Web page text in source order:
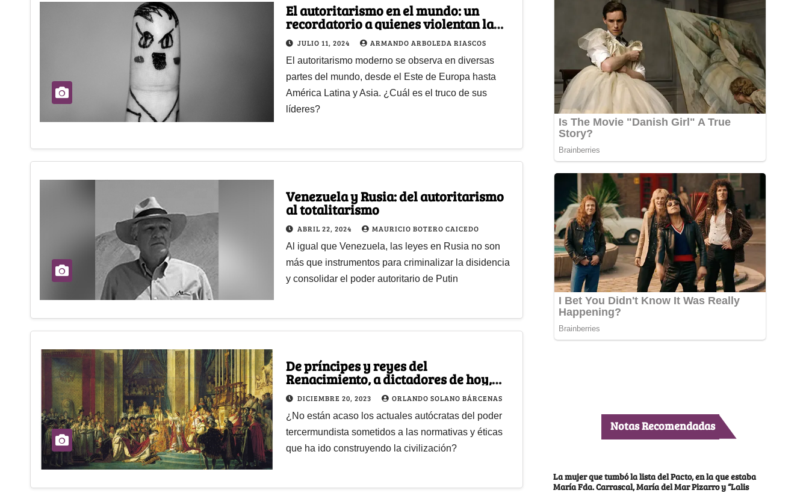
El autoritarismo en el mundo: un
recordatorio a quienes violentan la
vida
JULIO 11, 2024 ARMANDO ARBOLEDA RIASCOS
El autoritarismo moderno se observa en diversas
partes del mundo, desde el Este de Europa hasta
América Latina y Asia. ¿Cuál es el truco de sus
líderes?
Venezuela y Rusia: del autoritarismo
al totalitarismo
ABRIL 22, 2024 MAURICIO BOTERO CAICEDO
Al igual que Venezuela, las leyes en Rusia no son
más que instrumentos para criminalizar la disidencia
y consolidar el poder autoritario de Putin
De príncipes y reyes del
Renacimiento, a dictadores de hoy,
como asnos coronados
DICIEMBRE 20, 2023 ORLANDO SOLANO BÁRCENAS
¿No están acaso los actuales autócratas del poder
tercermundista sometidos a las normativas y éticas
que ha ido construyendo la civilización?
Notas Recomendadas
La mujer que tumbó la lista del Pacto, en la que estaba
María Fda. Carrascal, María del Mar Pizarro y “Lalis